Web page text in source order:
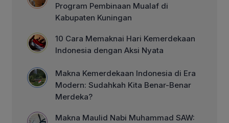
Program Pembinaan Mualaf di
Kabupaten Kuningan
10 Cara Memaknai Hari Kemerdekaan
Indonesia dengan Aksi Nyata
Makna Kemerdekaan Indonesia di Era
Modern: Sudahkah Kita Benar-Benar
Merdeka?
Makna Maulid Nabi Muhammad SAW: